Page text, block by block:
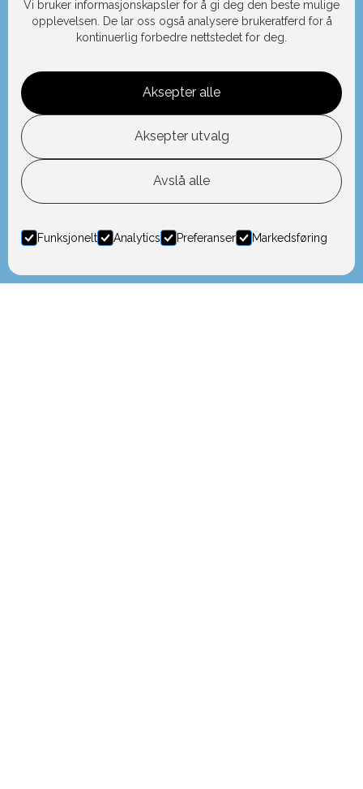
Vi bruker informasjonskapsler for å gi deg den beste mulige
opplevelsen. De lar oss også analysere brukeratferd for å
kontinuerlig forbedre nettstedet for deg.
Aksepter alle
Aksepter utvalg
Avslå alle
Funksjonelt Analytics Preferanser Markedsføring